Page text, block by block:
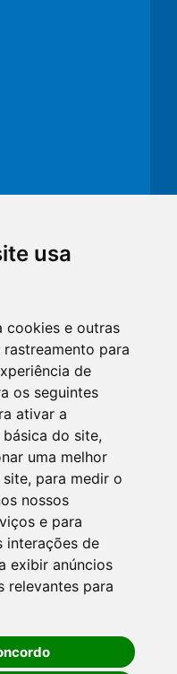
usa
cookies e outras
para
de
os seguintes
ativar a
do site,
uma melhor
site, para medir o
nossos
e para
interações de
exibir anúncios
relevantes para
PÚBLICA